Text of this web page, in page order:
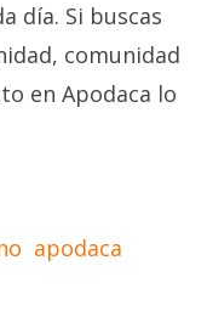
día. Si buscas
comunidad
en Apodaca lo
apodaca